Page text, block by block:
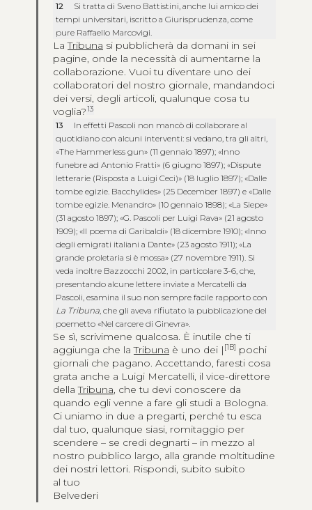
12
Si tratta di Sveno Battistini, anche lui amico dei
tempi universitari, iscritto a Giurisprudenza, come
pure Raffaello Marcovigi.
LaTribuna si pubblicherà da domani in sei
pagine, onde la necessità di aumentarne la
collaborazione. Vuoi tu diventare uno dei
collaboratori del nostro giornale, mandandoci
dei versi, degli articoli, qualunque cosa tu
voglia?13
13
In effetti Pascoli non mancò di collaborare al
quotidiano con alcuni interventi: si vedano, tra gli altri,
«The Hammerless gun» (11 gennaio 1897); «Inno
funebre ad Antonio Fratti» (6 giugno 1897); «Dispute
letterarie (Risposta a Luigi Ceci)» (18 luglio 1897); «Dalle
tombe egizie. Bacchylides» (25 December 1897) e «Dalle
tombe egizie. Menandro» (10 gennaio 1898); «La Siepe»
(31 agosto 1897); «G. Pascoli per Luigi Rava» (21 agosto
1909); «Il poema di Garibaldi» (18 dicembre 1910); «Inno
degli emigrati italiani a Dante» (23 agosto 1911); «La
grande proletaria si è mossa» (27 novembre 1911). Si
veda inoltre Bazzocchi 2002, in particolare 3-6, che,
presentando alcune lettere inviate a Mercatelli da
Pascoli, esamina il suo non sempre facile rapporto con
La Tribuna, che gli aveva rifiutato la pubblicazione del
poemetto «Nel carcere di Ginevra».
Se sì, scrivimene qualcosa. È inutile che ti
aggiunga che laTribuna è uno dei | [1B] pochi
giornali che pagano. Accettando, faresti cosa
grata anche a Luigi Mercatelli, il vice-direttore
dellaTribuna, che tu devi conoscere da
quando egli venne a fare gli studi a Bologna.
Ci uniamo in due a pregarti, perché tu esca
dal tuo, qualunque siasi, romitaggio per
scendere – se credi degnarti – in mezzo al
nostro pubblico largo, alla grande moltitudine
dei nostri lettori. Rispondi, subito subito
al tuo
Belvederi